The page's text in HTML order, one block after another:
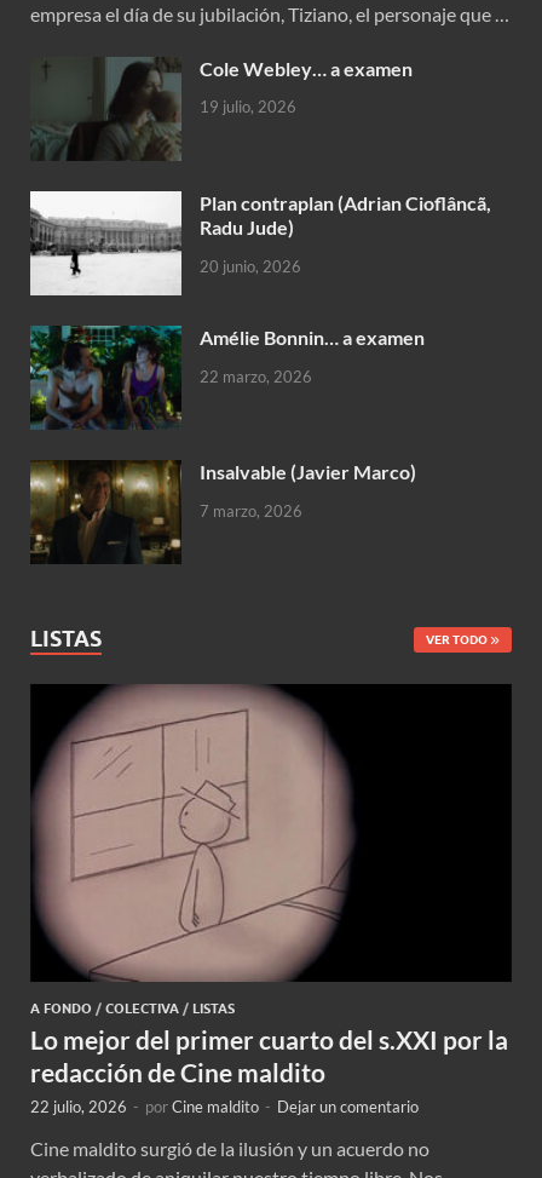
empresa el día de su jubilación, Tiziano, el personaje que …
Cole Webley… a examen
19 julio, 2026
Plan contraplan (Adrian Cioflâncã,
Radu Jude)
20 junio, 2026
Amélie Bonnin… a examen
22 marzo, 2026
Insalvable (Javier Marco)
7 marzo, 2026
LISTAS VER TODO
A FONDO / COLECTIVA / LISTAS
Lo mejor del primer cuarto del s.XXI por la
redacción de Cine maldito
22 julio, 2026 - porCine maldito - Dejar un comentario
Cine maldito surgió de la ilusión y un acuerdo no